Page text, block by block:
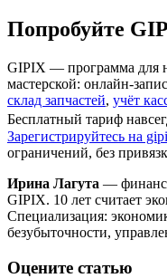
Попробуйте
GIPIX — программа для
мастерской: онлайн-
склад запчастей, учёт
Бесплатный тариф
Зарегистрируйтесь на
ограничений, без
Ирина Лагута —
GIPIX. 10 лет считает
Специализация:
безубыточности,
Оцените статью